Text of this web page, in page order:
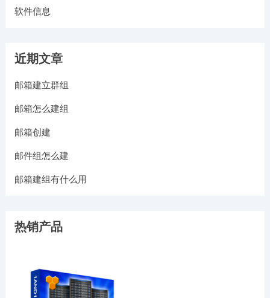
软件信息
近期文章
邮箱建立群组
邮箱怎么建组
邮箱创建
邮件组怎么建
邮箱建组有什么用
热销产品